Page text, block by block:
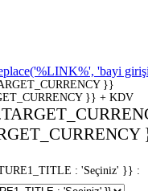
'bayi
}}
}} + KDV
: 'Seçiniz' }} :